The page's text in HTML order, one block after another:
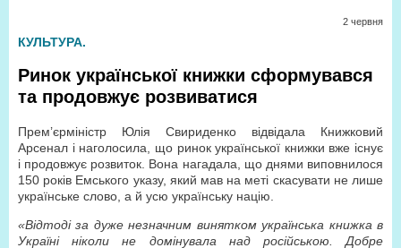
2 червня
КУЛЬТУРА.
Ринок української книжки сформувався
та продовжує розвиватися
Прем’єр­міністр Юлія Свириденко відвідала Книжковий
Арсенал і наголосила, що ринок української книжки вже існує
і продовжує розвиток. Вона нагадала, що днями виповнилося
150 років Емського указу, який мав на меті скасувати не лише
українське слово, а й усю українську націю.
«Відтоді за дуже незначним винятком українська книжка в
Україні ніколи не домінувала над російською. Добре